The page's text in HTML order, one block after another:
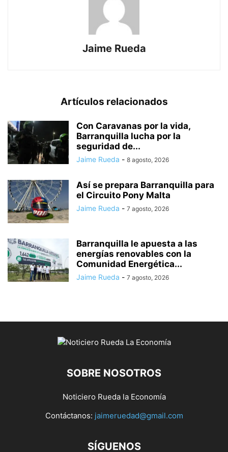
Jaime Rueda
Artículos relacionados
Con Caravanas por la vida,
Barranquilla lucha por la
seguridad de...
Jaime Rueda - 8 agosto, 2026
Así se prepara Barranquilla para
el Circuito Pony Malta
Jaime Rueda - 7 agosto, 2026
Barranquilla le apuesta a las
energías renovables con la
Comunidad Energética...
Jaime Rueda - 7 agosto, 2026
SOBRE NOSOTROS
Noticiero Rueda la Economía
Contáctanos: jaimeruedad@gmail.com
SÍGUENOS